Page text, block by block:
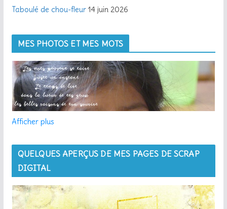
Taboulé de chou-fleur 14 juin 2026
MES PHOTOS ET MES MOTS
Afficher plus
QUELQUES APERÇUS DE MES PAGES DE SCRAP
DIGITAL